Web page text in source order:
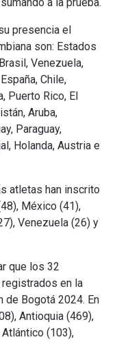
presencia el
son: Estados
Venezuela,
Chile,
Puerto Rico, El
Aruba,
Paraguay,
Holanda, Austria e
atletas han inscrito
México (41),
Venezuela (26) y
que los 32
en la
de Bogotá 2024. En
Antioquia (469),
(103),